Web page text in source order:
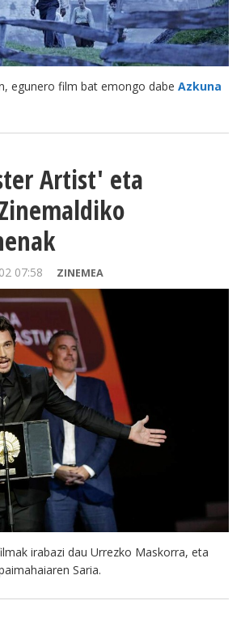
egunero film bat emongo dabe Azkuna
Artist' eta
07:58 ZINEMEA
irabazi dau Urrezko Maskorra, eta
Saria.